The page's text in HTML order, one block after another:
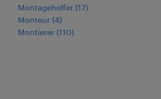
Montagehelfer (17)
Monteur (4)
Montierer (110)